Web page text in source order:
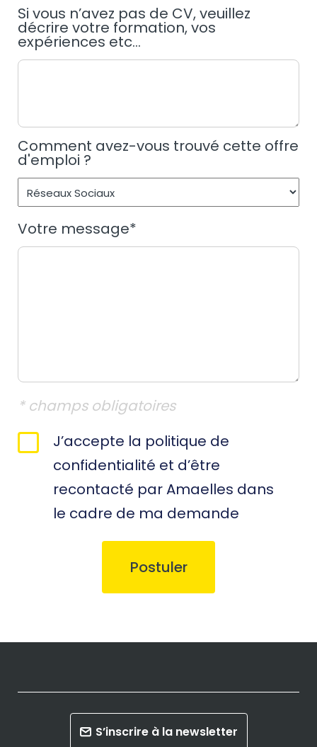
Si vous n’avez pas de CV, veuillez
décrire votre formation, vos
expériences etc...
Comment avez-vous trouvé cette offre
d'emploi ?
Votre message*
* champs obligatoires
RGPD
*
J’accepte la politique de
confidentialité et d’être
recontacté par Amaelles dans
le cadre de ma demande
S’inscrire à la newsletter